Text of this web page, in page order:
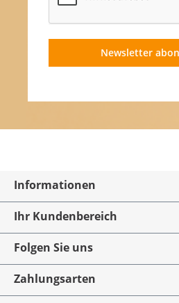
Newsletter
Informationen
Ihr Kundenbereich
Folgen Sie uns
Zahlungsarten